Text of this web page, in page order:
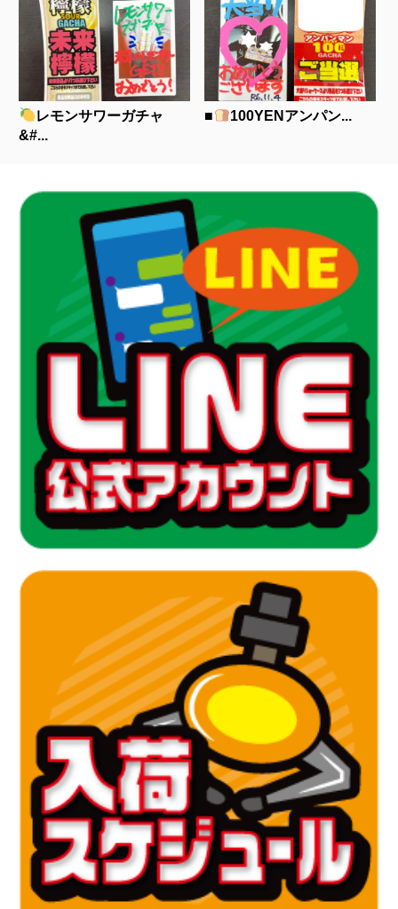
レモンサワーガチャ
&#...
■ 100YENアンパン...